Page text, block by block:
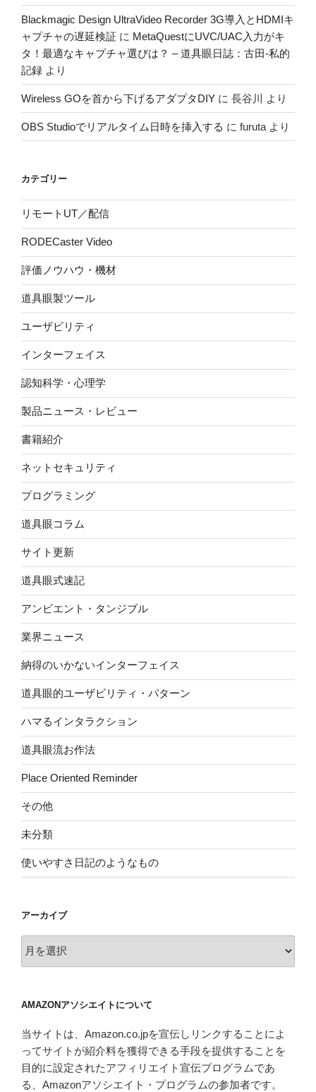
Blackmagic Design UltraVideo Recorder 3G導入とHDMIキ
ャプチャの遅延検証 に MetaQuestにUVC/UAC入力がキ
タ！最適なキャプチャ選びは？ – 道具眼日誌：古田-私的
記録 より
Wireless GOを首から下げるアダプタDIY に 長谷川 より
OBS Studioでリアルタイム日時を挿入する に furuta より
カテゴリー
リモートUT／配信
RODECaster Video
評価ノウハウ・機材
道具眼製ツール
ユーザビリティ
インターフェイス
認知科学・心理学
製品ニュース・レビュー
書籍紹介
ネットセキュリティ
プログラミング
道具眼コラム
サイト更新
道具眼式速記
アンビエント・タンジブル
業界ニュース
納得のいかないインターフェイス
道具眼的ユーザビリティ・パターン
ハマるインタラクション
道具眼流お作法
Place Oriented Reminder
その他
未分類
使いやすさ日記のようなもの
アーカイブ
ー
ブ
AMAZONアソシエイトについて
当サイトは、Amazon.co.jpを宣伝しリンクすることによ
ってサイトが紹介料を獲得できる手段を提供することを
目的に設定されたアフィリエイト宣伝プログラムであ
る、Amazonアソシエイト・プログラムの参加者です。